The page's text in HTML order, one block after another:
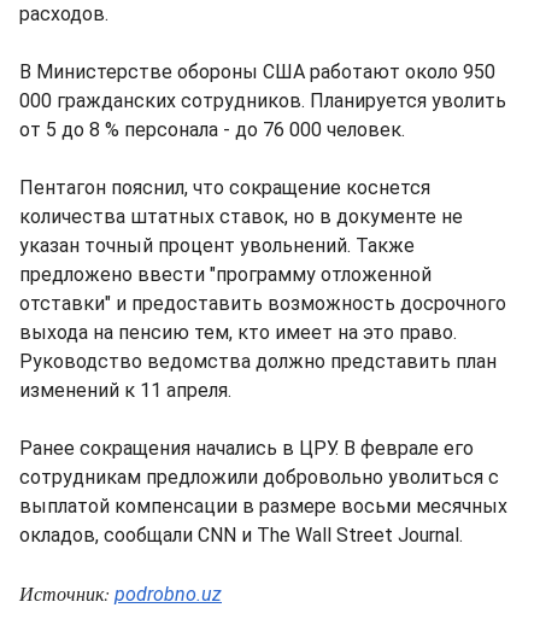
расходов.
В Министерстве обороны США работают около 950
000 гражданских сотрудников. Планируется уволить
от 5 до 8 % персонала - до 76 000 человек.
Пентагон пояснил, что сокращение коснется
количества штатных ставок, но в документе не
указан точный процент увольнений. Также
предложено ввести "программу отложенной
отставки" и предоставить возможность досрочного
выхода на пенсию тем, кто имеет на это право.
Руководство ведомства должно представить план
изменений к 11 апреля.
Ранее сокращения начались в ЦРУ. В феврале его
сотрудникам предложили добровольно уволиться с
выплатой компенсации в размере восьми месячных
окладов, сообщали CNN и The Wall Street Journal.
Источник: podrobno.uz